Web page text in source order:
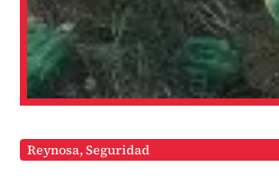
Reynosa,Seguridad